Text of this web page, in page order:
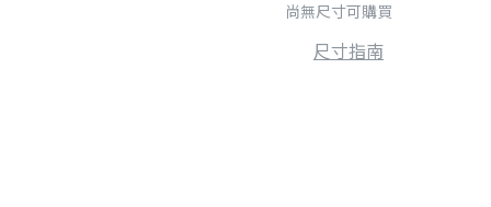
尚無尺寸可購買
尺寸指南